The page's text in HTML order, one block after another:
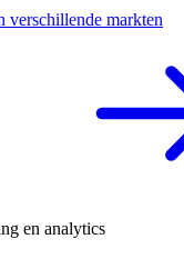
verschillende markten
en analytics